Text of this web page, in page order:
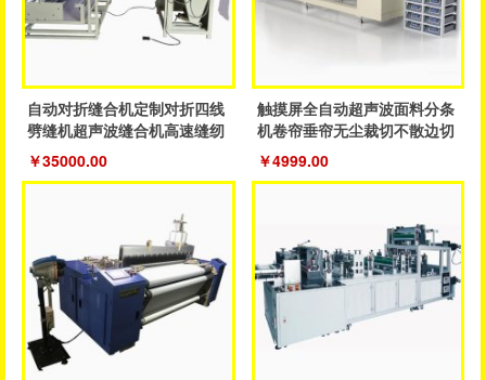
自动对折缝合机定制对折四线
劈缝机超声波缝合机高速缝纫
鞋服机
￥35000.00
触摸屏全自动超声波面料分条
机卷帘垂帘无尘裁切不散边切
割设备
￥4999.00